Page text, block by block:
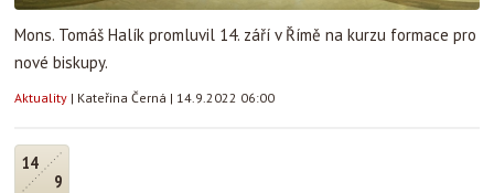
Mons. Tomáš Halík promluvil 14. září v Římě na kurzu formace pro
nové biskupy.
Aktuality | Kateřina Černá | 14.9.2022 06:00
14
9